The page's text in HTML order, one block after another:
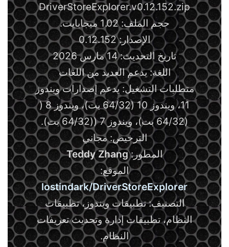
DriverStoreExplorer.v0.12.152.zip
حجم الملف: 1.02 ميجابايت.
الإصدار: 0.12.152
تاريخ التحديث: 14 مارس 2026
اللغة: يدعم العديد من اللغات
متطلبات التشغيل: يدعم إصدارات ويندوز
11، ويندوز 10 (64/32 بت)، ويندوز 8 (
(64/32 بت)، ويندوز 7 ((64/32 بت).
الترخيص: مجاني
المطور:Teddy Zhang
الموقع:
lostindark/DriverStoreExplorer
التصنيف: تطبيقات ويندوز، تطبيقات
النظام، تطبيقات إدارة وتحديث تعريفات
النظام.